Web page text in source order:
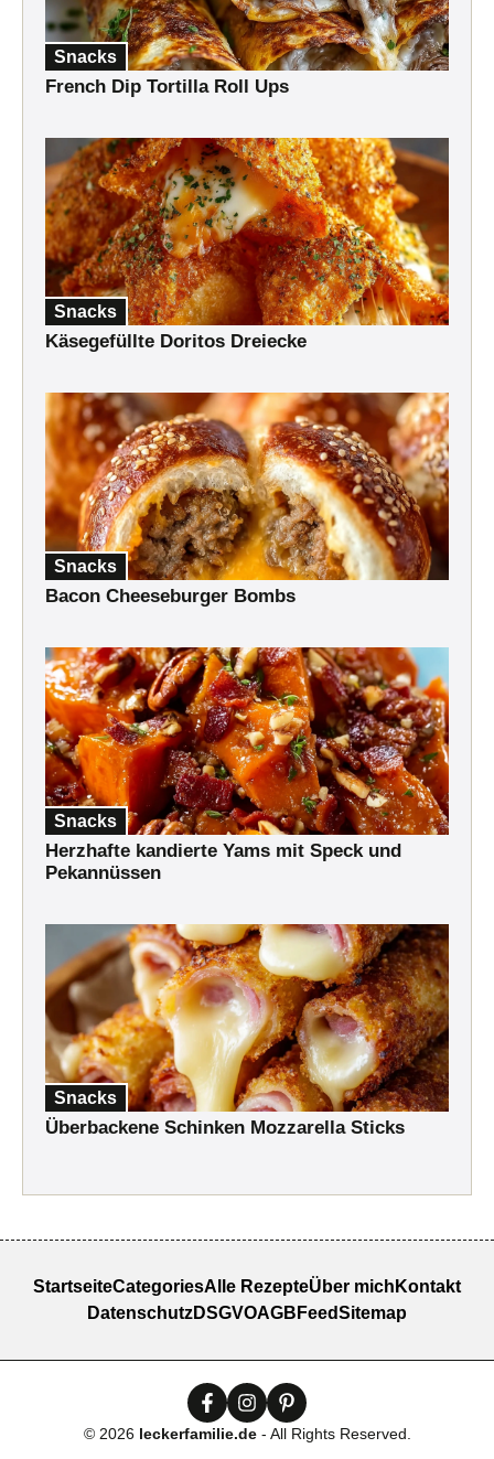
Snacks
French Dip Tortilla Roll Ups
Snacks
Käsegefüllte Doritos Dreiecke
Snacks
Bacon Cheeseburger Bombs
Snacks
Herzhafte kandierte Yams mit Speck und
Pekannüssen
Snacks
Überbackene Schinken Mozzarella Sticks
StartseiteCategoriesAlle RezepteÜber mich Kontakt
DatenschutzDSGVOAGB FeedSitemap
© 2026 leckerfamilie.de- All Rights Reserved.